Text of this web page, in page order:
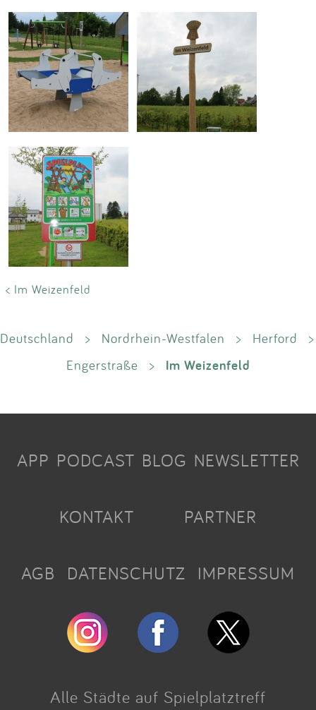
< Im Weizenfeld
Deutschland > Nordrhein-Westfalen > Herford
>
Engerstraße
> Im Weizenfeld
APP PODCAST BLOG NEWSLETTER
KONTAKT PARTNER
AGB DATENSCHUTZ IMPRESSUM
Alle Städte auf Spielplatztreff